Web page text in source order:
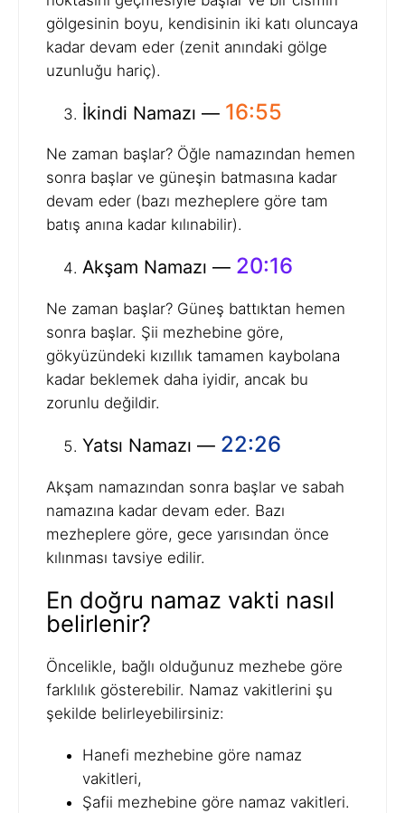
gölgesinin boyu, kendisinin iki katı oluncaya
kadar devam eder (zenit anındaki gölge
uzunluğu hariç).
İkindi Namazı — 16:55
Ne zaman başlar? Öğle namazından hemen
sonra başlar ve güneşin batmasına kadar
devam eder (bazı mezheplere göre tam
batış anına kadar kılınabilir).
Akşam Namazı — 20:16
Ne zaman başlar? Güneş battıktan hemen
sonra başlar. Şii mezhebine göre,
gökyüzündeki kızıllık tamamen kaybolana
kadar beklemek daha iyidir, ancak bu
zorunlu değildir.
Yatsı Namazı — 22:26
Akşam namazından sonra başlar ve sabah
namazına kadar devam eder. Bazı
mezheplere göre, gece yarısından önce
kılınması tavsiye edilir.
En doğru namaz vakti nasıl
belirlenir?
Öncelikle, bağlı olduğunuz mezhebe göre
farklılık gösterebilir. Namaz vakitlerini şu
şekilde belirleyebilirsiniz:
Hanefi mezhebine göre namaz
vakitleri,
Şafii mezhebine göre namaz vakitleri.